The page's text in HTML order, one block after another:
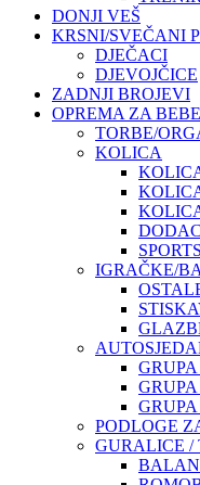
DONJI VEŠ
KRSNI/SVEČANI
DJEČACI
DJEVOJČICE
ZADNJI BROJEVI
OPREMA ZA BEBE
TORBE/
KOLICA
IGRAČKE/
GRUPA
GRUPA
GRUPA
PODLOGE
GURALICE